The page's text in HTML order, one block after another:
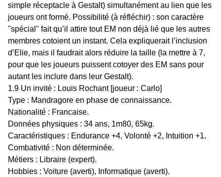
simple réceptacle à Gestalt) simultanément au lien que les
joueurs ont formé. Possibilité (à réfléchir) : son caractère
"spécial" fait qu’il attire tout EM non déjà lié que les autres
membres cotoient un instant. Cela expliquerait l’inclusion
d’Elie, mais il faudrait alors réduire la taille (la mettre à 7,
pour que les joueurs puissent cotoyer des EM sans pour
autant les inclure dans leur Gestalt).
1.9 Un invité : Louis Rochant [joueur : Carlo]
Type : Mandragore en phase de connaissance.
Nationalité : Francaise.
Données physiques : 34 ans, 1m80, 65kg.
Caractéristiques : Endurance +4, Volonté +2, Intuition +1.
Combativité : Non déterminée.
Métiers : Libraire (expert).
Hobbies : Voiture (averti), Informatique (averti).